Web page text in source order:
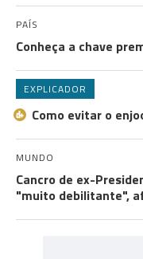
PAÍS
Conheça a chave
EXPLICADOR
Como evitar o
MUNDO
Cancro de ex-
"muito debilitante",